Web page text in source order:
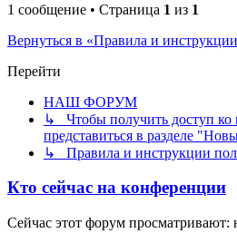
1 сообщение • Страница 1 из 1
Вернуться в «Правила и
Перейти
НАШ ФОРУМ
↳ Чтобы получить доступ
представиться в разделе
↳ Правила и инструкции
Кто сейчас на конференции
Сейчас этот форум просматривают: